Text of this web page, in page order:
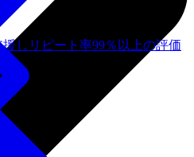
しリピート率99％以上の評価